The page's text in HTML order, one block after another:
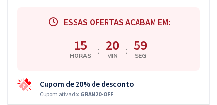
ESSAS OFERTAS ACABAM EM:
15
HORAS : 20
MIN : 58
SEG
Cupom de 20% de desconto
Cupom ativado: GRAN20-OFF